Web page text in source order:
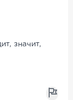
значит,